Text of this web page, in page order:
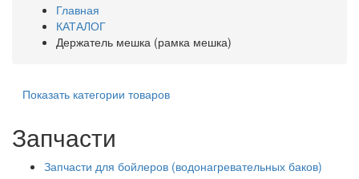
Главная
КАТАЛОГ
Держатель мешка (рамка мешка)
Показать категории товаров
Запчасти
Запчасти для бойлеров (водонагревательных баков)